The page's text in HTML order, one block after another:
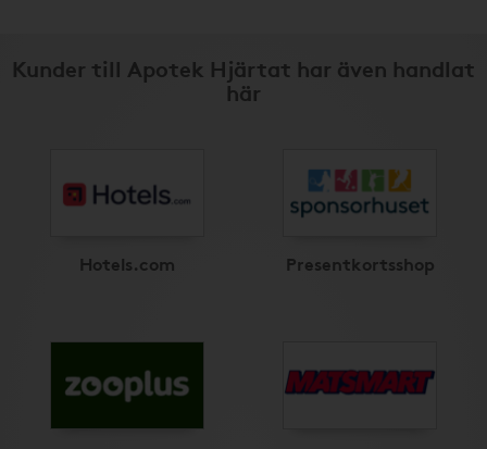
Kunder till Apotek Hjärtat har även handlat
här
Hotels.com Presentkortsshop